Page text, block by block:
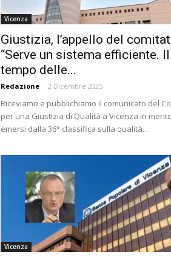
Vicenza
Giustizia, l’appello del
“Serve un sistema efficiente. Il
tempo delle...
Redazione - 2 Dicembre 2025
Riceviamo e pubblichiamo il comunicato del
per una Giustizia di Qualità a Vicenza in
emersi dalla 36° classifica sulla qualità...
Vicenza